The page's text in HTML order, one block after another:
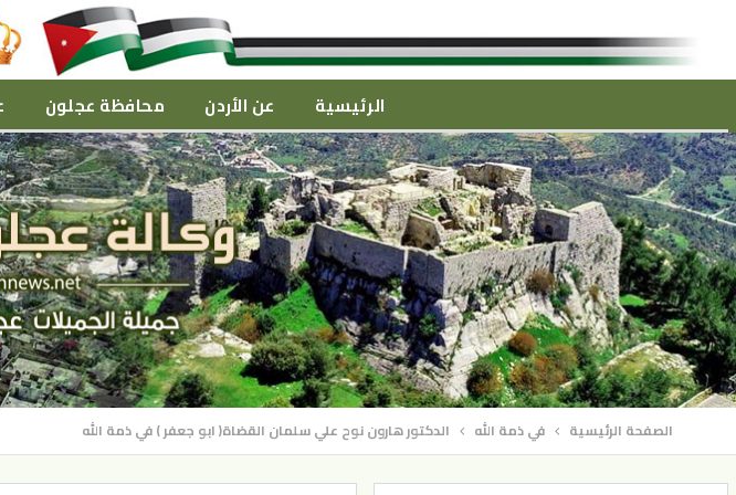
الرئيسية عن الأردن محافظة عجلون
الصفحة الرئيسية في ذمة الله الدكتور هارون نوح علي سلمان القضاة( ابو جعفر ) في ذمة الله